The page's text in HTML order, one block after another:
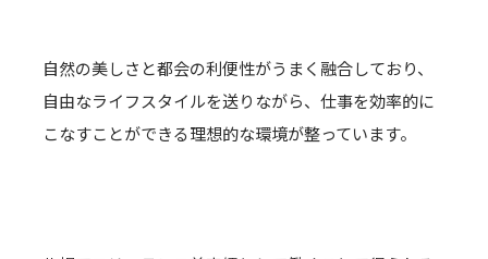
自然の美しさと都会の利便性がうまく融合しており、
自由なライフスタイルを送りながら、仕事を効率的に
こなすことができる理想的な環境が整っています。